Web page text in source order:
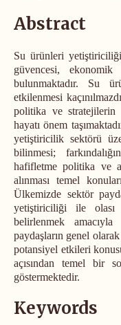
Abstract
Su ürünleri
güvencesi,
bulunmaktadır. Su
etkilenmesi
politika ve stratejilerin
hayatı önem
yetiştiricilik sektörü
bilinmesi;
hafifletme politika ve
alınması temel
Ülkemizde sektör
yetiştiriciliği ile olası
belirlenmek
paydaşların genel
potansiyel etkileri
açısından temel bir
göstermektedir.
Keywords